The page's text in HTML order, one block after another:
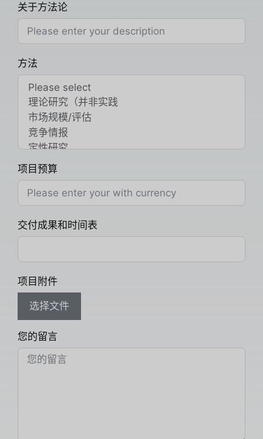
关于方法论
方法
项目预算
交付成果和时间表
项目附件
选择文件
您的留言